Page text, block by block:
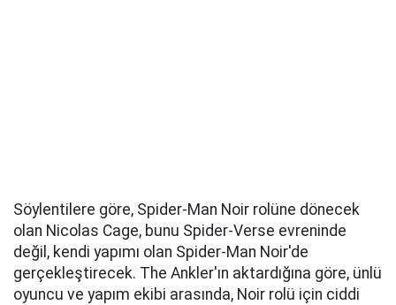
Söylentilere göre, Spider-Man Noir rolüne dönecek
olan Nicolas Cage, bunu Spider-Verse evreninde
değil, kendi yapımı olan Spider-Man Noir'de
gerçekleştirecek. The Ankler'ın aktardığına göre, ünlü
oyuncu ve yapım ekibi arasında, Noir rolü için ciddi